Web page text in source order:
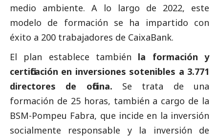
medio ambiente. A lo largo de 2022, este
modelo de formación se ha impartido con
éxito a 200 trabajadores de CaixaBank.
El plan establece también la formación y
certificación en inversiones sotenibles a 3.771
directores de oficina. Se trata de una
formación de 25 horas, también a cargo de la
BSM-Pompeu Fabra, que incide en la inversión
socialmente responsable y la inversión de